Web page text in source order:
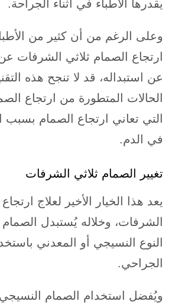
يقدرها الأطباء في أثناء الجراحة.
وعلى الرغم من أن كثير من
ارتجاع الصمام ثلاثي الشرفات
عن استبداله، قد لا تنجح هذه
الحالات المتطورة من ارتجاع
التي تعاني ارتجاع الصمام بسبب
في الدم.
تغيير الصمام ثلاثي الشرفات
يعد هذا الخيار الأخير لعلاج
الشرفات، وخلاله يُستبدل
النوع النسيجي أو المعدني
الجراحي.
ويُفضل استخدام الصمام النسيجي